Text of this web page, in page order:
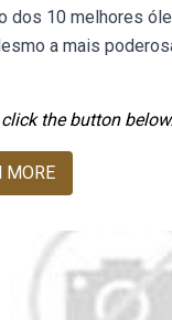
dos 10 melhores
a mais
the button below.
MORE